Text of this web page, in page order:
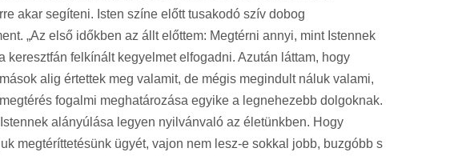
akar segíteni. Isten színe előtt tusakodó szív dobog
„Az első időkben az állt előttem: Megtérni annyi, mint Istennek
felkínált kegyelmet elfogadni. Azután láttam, hogy
alig értettek meg valamit, de mégis megindult náluk valami,
fogalmi meghatározása egyike a legnehezebb dolgoknak.
alányúlása legyen nyilvánvaló az életünkben. Hogy
megtéríttetésünk ügyét, vajon nem lesz-e sokkal jobb, buzgóbb s